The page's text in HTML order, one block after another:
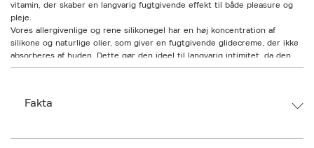
o
n
vitamin, der skaber en langvarig fugtgivende effekt til både pleasure og
pleje.
Vores allergivenlige og rene silikonegel har en høj koncentration af
silikone og naturlige olier, som giver en fugtgivende glidecreme, der ikke
absorberes af huden. Dette gør den ideel til langvarig intimitet, da den
forbliver på huden og reducerer friktion uden behov for genpåføring.
Gelen kan bruges sikkert med kondomer og er perfekt til bagtil, da
Fakta